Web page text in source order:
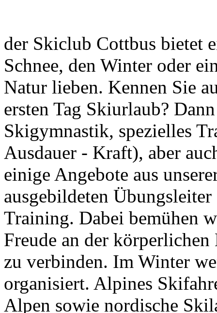
der Skiclub Cottbus bietet
Schnee, den Winter oder
Natur lieben. Kennen Sie
ersten Tag Skiurlaub?
Skigymnastik, spezielles
Ausdauer - Kraft), aber
einige Angebote aus
ausgebildeten
Training. Dabei bemühen
Freude an der
zu verbinden. Im Winter
organisiert. Alpines
Alpen sowie nordische